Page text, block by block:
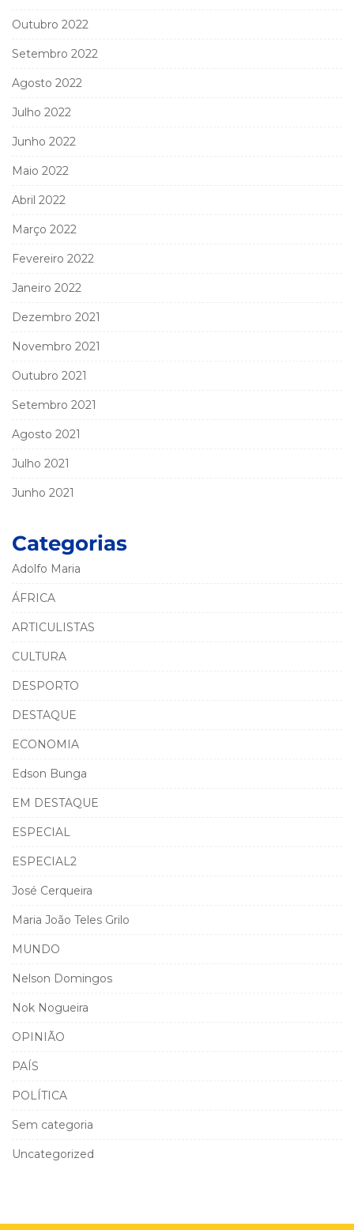
Outubro 2022
Setembro 2022
Agosto 2022
Julho 2022
Junho 2022
Maio 2022
Abril 2022
Março 2022
Fevereiro 2022
Janeiro 2022
Dezembro 2021
Novembro 2021
Outubro 2021
Setembro 2021
Agosto 2021
Julho 2021
Junho 2021
Categorias
Adolfo Maria
ÁFRICA
ARTICULISTAS
CULTURA
DESPORTO
DESTAQUE
ECONOMIA
Edson Bunga
EM DESTAQUE
ESPECIAL
ESPECIAL2
José Cerqueira
Maria João Teles Grilo
MUNDO
Nelson Domingos
Nok Nogueira
OPINIÃO
PAÍS
POLÍTICA
Sem categoria
Uncategorized